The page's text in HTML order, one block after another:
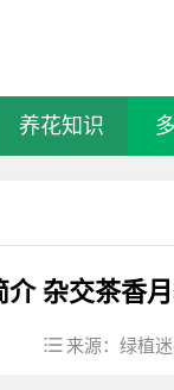
养花知识
杂交茶香
来源： 绿植迷